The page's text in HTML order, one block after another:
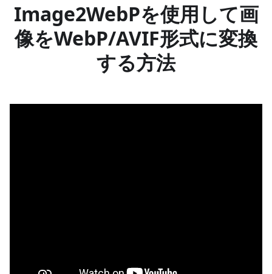
Image2WebPを使用して画
像をWebP/AVIF形式に変換
する方法